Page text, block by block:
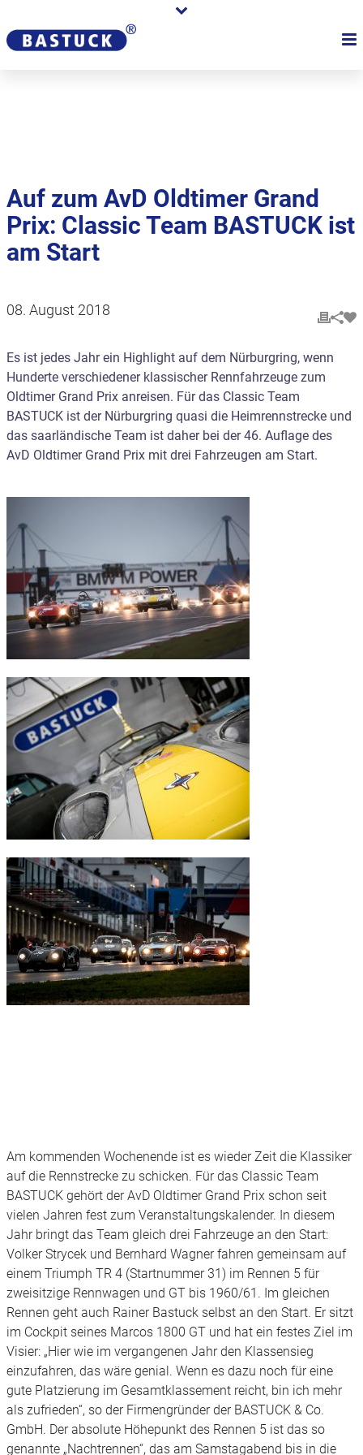
Händler
Auf zum AvD Oldtimer Grand
Prix: Classic Team BASTUCK ist
am Start
08. August 2018
Es ist jedes Jahr ein Highlight auf dem Nürburgring, wenn
Hunderte verschiedener klassischer Rennfahrzeuge zum
Oldtimer Grand Prix anreisen. Für das Classic Team
BASTUCK ist der Nürburgring quasi die Heimrennstrecke und
das saarländische Team ist daher bei der 46. Auflage des
AvD Oldtimer Grand Prix mit drei Fahrzeugen am Start.
Am kommenden Wochenende ist es wieder Zeit die Klassiker
auf die Rennstrecke zu schicken. Für das Classic Team
BASTUCK gehört der AvD Oldtimer Grand Prix schon seit
vielen Jahren fest zum Veranstaltungskalender. In diesem
Jahr bringt das Team gleich drei Fahrzeuge an den Start:
Volker Strycek und Bernhard Wagner fahren gemeinsam auf
einem Triumph TR 4 (Startnummer 31) im Rennen 5 für
zweisitzige Rennwagen und GT bis 1960/61. Im gleichen
Rennen geht auch Rainer Bastuck selbst an den Start. Er sitzt
im Cockpit seines Marcos 1800 GT und hat ein festes Ziel im
Visier: „Hier wie im vergangenen Jahr den Klassensieg
einzufahren, das wäre genial. Wenn es dazu noch für eine
gute Platzierung im Gesamtklassement reicht, bin ich mehr
als zufrieden“, so der Firmengründer der BASTUCK & Co.
GmbH. Der absolute Höhepunkt des Rennen 5 ist das so
genannte „Nachtrennen“, das am Samstagabend bis in die